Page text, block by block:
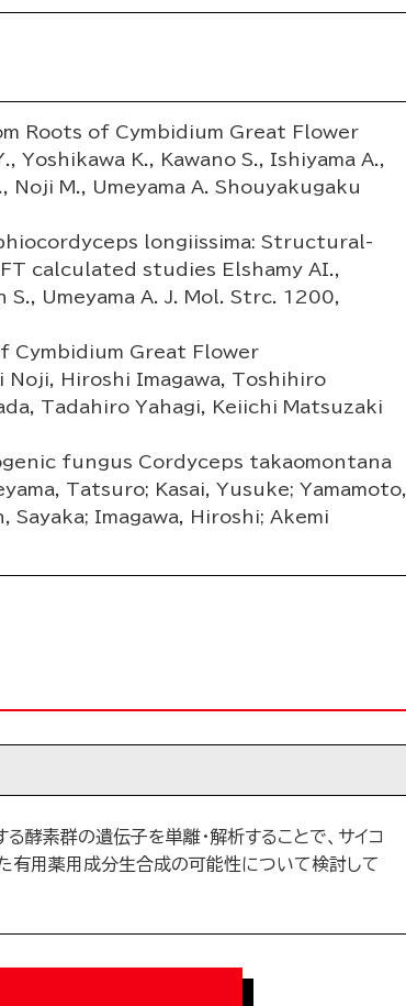
Roots of Cymbidium Great Flower
Yoshikawa K., Kawano S., Ishiyama A.,
M., Umeyama A. Shouyakugaku
longiissima: Structural-
calculated studies Elshamy AI.,
Umeyama A. J. Mol. Strc. 1200,
Cymbidium Great Flower
Noji, Hiroshi Imagawa, Toshihiro
Tadahiro Yahagi, Keiichi Matsuzaki
fungus Cordyceps takaomontana
Tatsuro; Kasai, Yusuke; Yamamoto,
Sayaka; Imagawa, Hiroshi; Akemi
酵素群の遺伝子を単離・解析することで、サイコ
有用薬用成分生合成の可能性について検討して